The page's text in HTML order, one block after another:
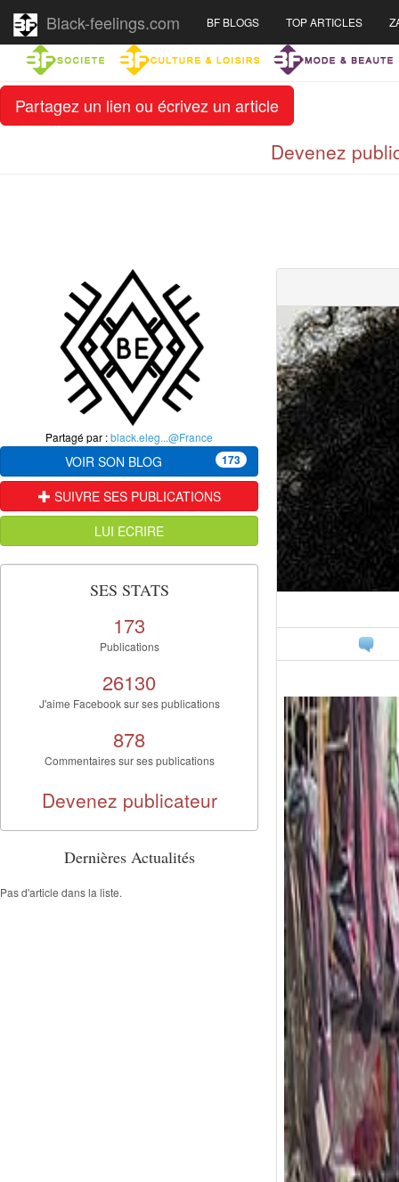
Partagez un lien ou écrivez un article
Black-feelings.com BF BLOGS TOP ARTICLES
Devenez
Partagé par :black.eleg...@France
VOIR SON BLOG 173
SUIVRE SES PUBLICATIONS
LUI ECRIRE
SES STATS
173
Publications
26130
J'aime Facebook sur ses publications
878
Commentaires sur ses publications
Devenez publicateur
Dernières Actualités
Pas d'article dans la liste.